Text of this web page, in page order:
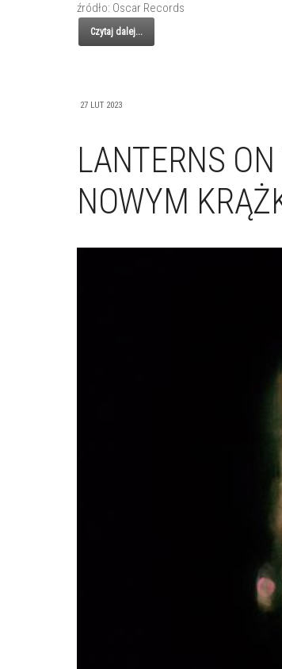
źródło: Oscar Records
Czytaj dalej...
27 LUT 2023
LANTERNS
NOWYM